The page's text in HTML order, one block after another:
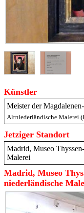
Künstler
Meister der
Altniederländische Malerei
Jetziger Standort
Madrid, Museo
Malerei
Madrid, Museo
niederländische